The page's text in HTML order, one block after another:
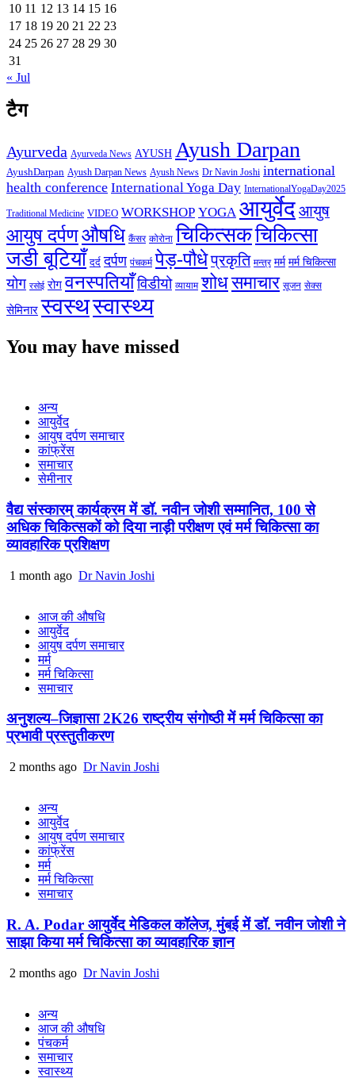
10 11 12 13 14 15 16
17 18 19 20 21 22 23
24 25 26 27 28 29 30
31
« Jul
टैग
Ayurveda Ayurveda News AYUSH Ayush Darpan
AyushDarpan Ayush Darpan News Ayush News Dr Navin Joshi international
health conference International Yoga Day InternationalYogaDay2025
Traditional Medicine VIDEO WORKSHOP YOGA आयुर्वेदआयुष
आयुष दर्पणऔषधि कैंसर कोरोना चिकित्सकचिकित्सा
जडी बूटियाँ दर्द दर्पण पंचकर्म पेड़-पौधेप्रकृति मन्त्र मर्म मर्म चिकित्सा
योग रसोई रोग वनस्पतियाँविडीयो व्यायाम शोधसमाचार सूजन सेक्स
सेमिनार स्वस्थस्वास्थ्य
You may have missed
अन्य
आयुर्वेद
आयुष दर्पण समाचार
कांफ्रेंस
समाचार
सेमीनार
वैद्य संस्कारम् कार्यक्रम में डॉ. नवीन जोशी सम्मानित, 100 से
अधिक चिकित्सकों को दिया नाड़ी परीक्षण एवं मर्म चिकित्सा का
व्यावहारिक प्रशिक्षण
1 month ago Dr Navin Joshi
आज की औषधि
आयुर्वेद
आयुष दर्पण समाचार
मर्म
मर्म चिकित्सा
समाचार
अनुशल्य–जिज्ञासा 2K26 राष्ट्रीय संगोष्ठी में मर्म चिकित्सा का
प्रभावी प्रस्तुतीकरण
2 months ago Dr Navin Joshi
अन्य
आयुर्वेद
आयुष दर्पण समाचार
कांफ्रेंस
मर्म
मर्म चिकित्सा
समाचार
R. A. Podar आयुर्वेद मेडिकल कॉलेज, मुंबई में डॉ. नवीन जोशी ने
साझा किया मर्म चिकित्सा का व्यावहारिक ज्ञान
2 months ago Dr Navin Joshi
अन्य
आज की औषधि
पंचकर्म
समाचार
स्वास्थ्य